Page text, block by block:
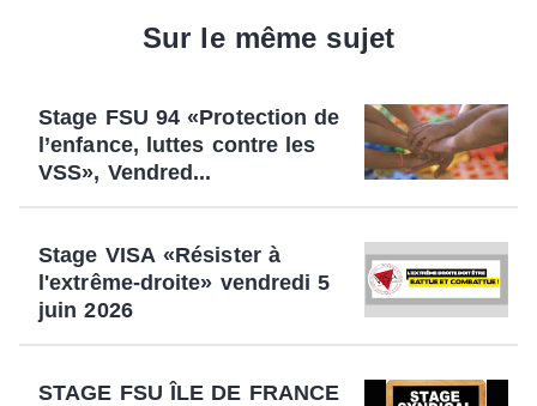
Sur le même sujet
Stage FSU 94 «Protection de
l’enfance, luttes contre les
VSS», Vendred...
Stage VISA «Résister à
l'extrême-droite» vendredi 5
juin 2026
STAGE FSU ÎLE DE FRANCE